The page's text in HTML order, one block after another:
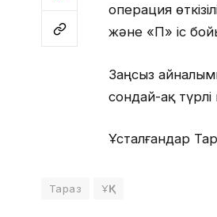
операция
және «П» іс
Заңсыз
сондай-ақ
Ұсталғандар
Тараз ҰҚК